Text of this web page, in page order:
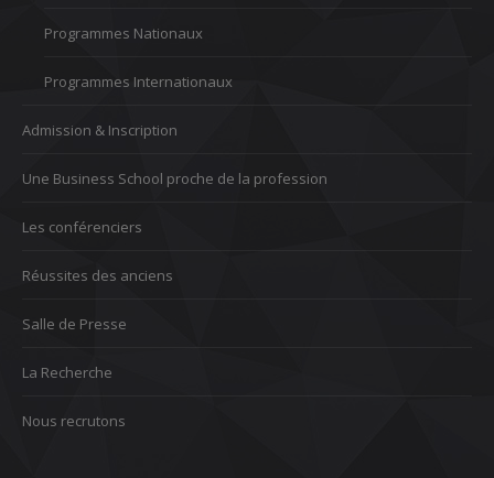
Programmes Nationaux
Programmes Internationaux
Admission & Inscription
Une Business School proche de la profession
Les conférenciers
Réussites des anciens
Salle de Presse
La Recherche
Nous recrutons